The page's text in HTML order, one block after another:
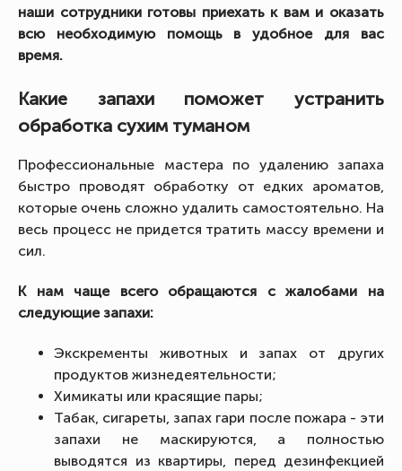
наши сотрудники готовы приехать к вам и оказать
всю необходимую помощь в удобное для вас
время.
Какие запахи поможет устранить
обработка сухим туманом
Профессиональные мастера по удалению запаха
быстро проводят обработку от едких ароматов,
которые очень сложно удалить самостоятельно. На
весь процесс не придется тратить массу времени и
сил.
К нам чаще всего обращаются с жалобами на
следующие запахи:
Экскременты животных и запах от других
продуктов жизнедеятельности;
Химикаты или красящие пары;
Табак, сигареты, запах гари после пожара - эти
запахи не маскируются, а полностью
выводятся из квартиры, перед дезинфекцией